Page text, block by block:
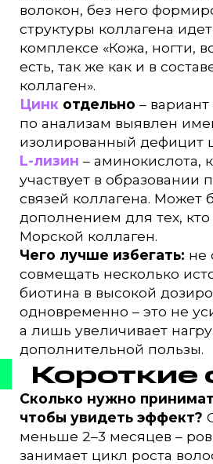
волокон, без него
структуры коллагена
комплексе «Кожа, ногти,
есть, так же как и в
коллаген».
Цинк отдельно – вариант
по анализам выявлен
изолированный дефицит
L-лизин – аминокислота,
участвует в образовании
связей коллагена. Может
дополнением для тех,
Морской коллаген.
Чего лучше избегать: не
совмещать несколько
биотина в высокой
одновременно – это не
а лишь увеличивает
дополнительной пользы.
Короткие
Сколько нужно
чтобы увидеть эффект?
меньше 2–3 месяцев –
занимает цикл роста